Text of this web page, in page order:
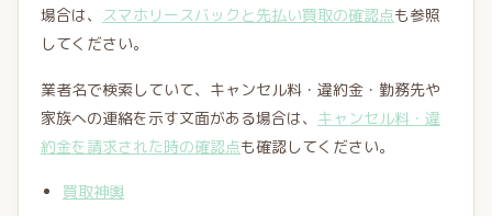
場合は、
スマホリースバックと先払い買取の確認点も参照
してください。
業者名で検索していて、キャンセル料・違約金・勤務先や
家族への連絡を示す文面がある場合は、 キャンセル料・違
約金を請求された時の確認点も確認してください。
買取神輿